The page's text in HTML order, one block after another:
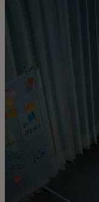
Pour les
Pour le
Pour les